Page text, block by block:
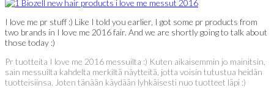
I love me pr stuff :) Like I told you earlier, I got some pr products from
two brands in I love me 2016 fair. And we are shortly going to talk about
those today :)
Pr tuotteita I love me 2016 messuilta :) Kuten aikaisemmin jo mainitsin,
sain messuilta kahdelta merkiltä näytteitä, jotta voisin tutustua heidän
tuotteisiinsa. Joten tänään käydään lyhkäisesti nuo tuotteet läpi :)